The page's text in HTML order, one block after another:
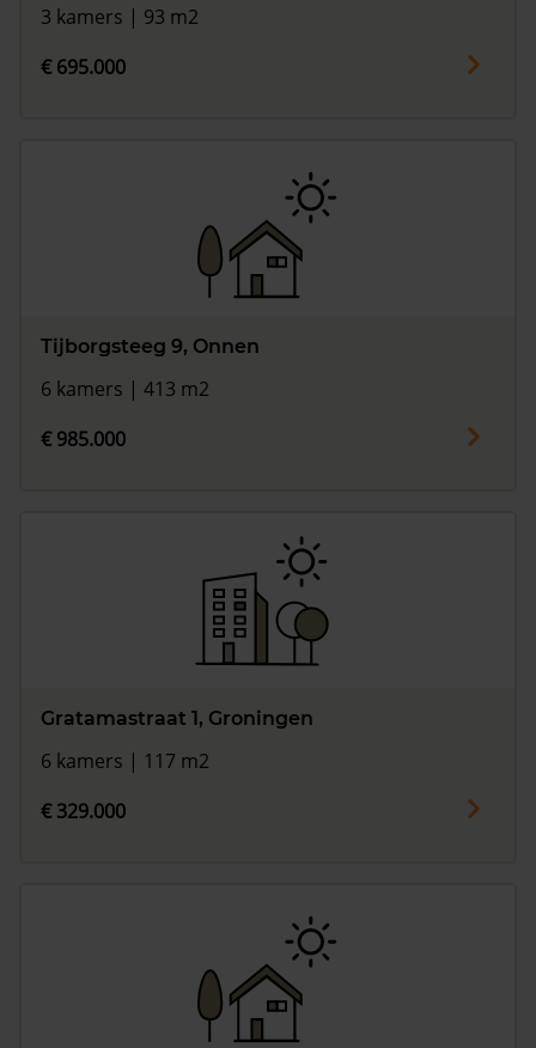
3 kamers | 93 m2
€ 695.000
Tijborgsteeg 9, Onnen
6 kamers | 413 m2
€ 985.000
Gratamastraat 1, Groningen
6 kamers | 117 m2
€ 329.000